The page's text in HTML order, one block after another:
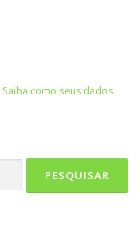
Saiba como seus dados